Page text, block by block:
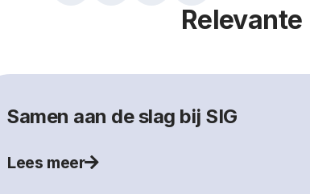
Samen aan de slag bij SIG
Lees meer